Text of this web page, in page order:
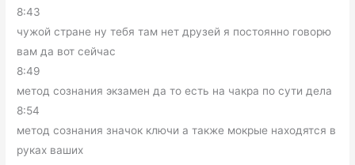
8:43
чужой стране ну тебя там нет друзей я постоянно говорю
вам да вот сейчас
8:49
метод сознания экзамен да то есть на чакра по сути дела
8:54
метод сознания значок ключи а также мокрые находятся в
руках ваших